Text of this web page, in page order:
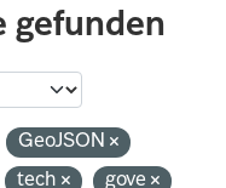
gefunden
GeoJSON
tech
gove